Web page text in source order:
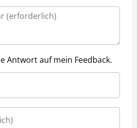
Antwort auf mein Feedback.